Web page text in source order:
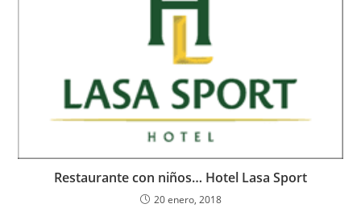
Restaurante con niños… Hotel Lasa Sport
20 enero, 2018